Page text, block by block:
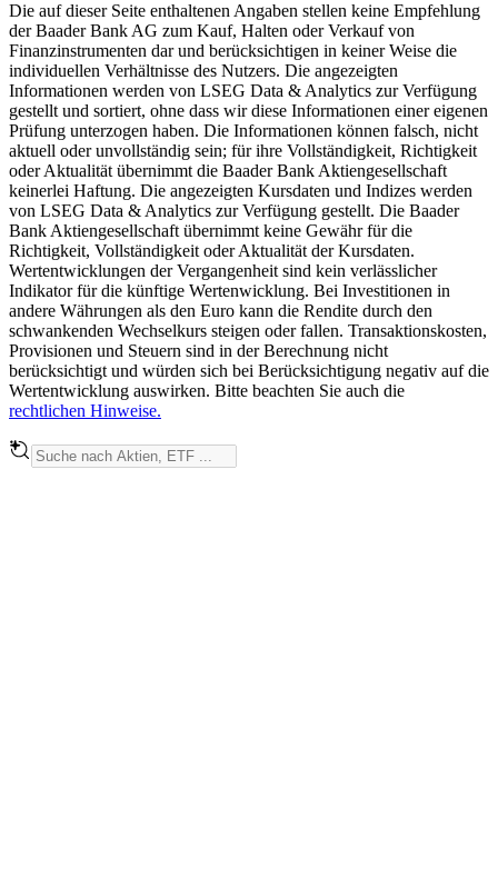
Die auf dieser Seite enthaltenen Angaben stellen keine Empfehlung
der Baader Bank AG zum Kauf, Halten oder Verkauf von
Finanzinstrumenten dar und berücksichtigen in keiner Weise die
individuellen Verhältnisse des Nutzers. Die angezeigten
Informationen werden von LSEG Data & Analytics zur Verfügung
gestellt und sortiert, ohne dass wir diese Informationen einer eigenen
Prüfung unterzogen haben. Die Informationen können falsch, nicht
aktuell oder unvollständig sein; für ihre Vollständigkeit, Richtigkeit
oder Aktualität übernimmt die Baader Bank Aktiengesellschaft
keinerlei Haftung. Die angezeigten Kursdaten und Indizes werden
von LSEG Data & Analytics zur Verfügung gestellt. Die Baader
Bank Aktiengesellschaft übernimmt keine Gewähr für die
Richtigkeit, Vollständigkeit oder Aktualität der Kursdaten.
Wertentwicklungen der Vergangenheit sind kein verlässlicher
Indikator für die künftige Wertenwicklung. Bei Investitionen in
andere Währungen als den Euro kann die Rendite durch den
schwankenden Wechselkurs steigen oder fallen. Transaktionskosten,
Provisionen und Steuern sind in der Berechnung nicht
berücksichtigt und würden sich bei Berücksichtigung negativ auf die
Wertentwicklung auswirken. Bitte beachten Sie auch die
rechtlichen Hinweise.